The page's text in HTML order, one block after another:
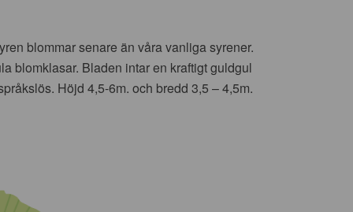
blommar senare än våra vanliga syrener.
blomklasar. Bladen intar en kraftigt guldgul
Höjd 4,5-6m. och bredd 3,5 – 4,5m.